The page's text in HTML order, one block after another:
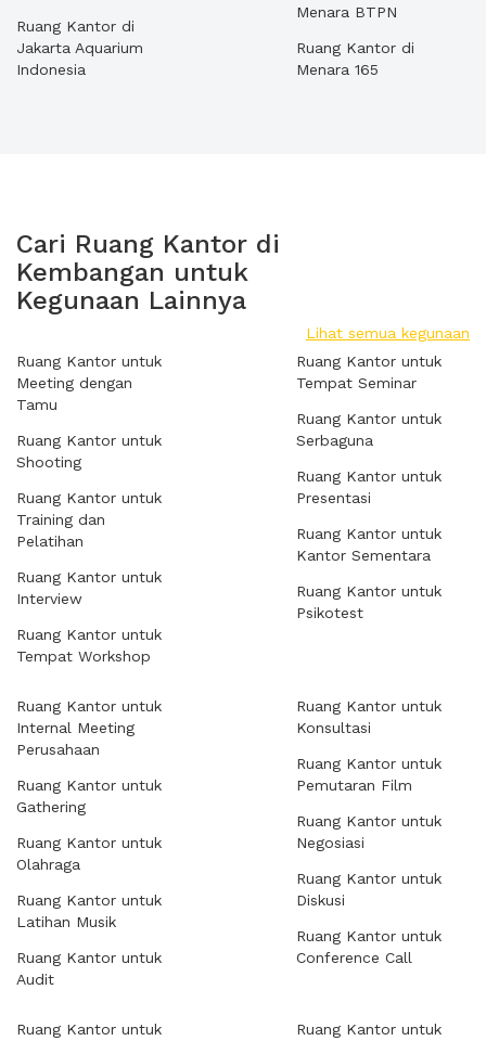
Ruang Kantor di
Jakarta Aquarium
Indonesia
Menara BTPN
Ruang Kantor di
Menara 165
Cari Ruang Kantor di
Kembangan untuk
Kegunaan Lainnya
Lihat semua kegunaan
Ruang Kantor untuk
Meeting dengan
Tamu
Ruang Kantor untuk
Shooting
Ruang Kantor untuk
Training dan
Pelatihan
Ruang Kantor untuk
Interview
Ruang Kantor untuk
Tempat Workshop
Ruang Kantor untuk
Tempat Seminar
Ruang Kantor untuk
Serbaguna
Ruang Kantor untuk
Presentasi
Ruang Kantor untuk
Kantor Sementara
Ruang Kantor untuk
Psikotest
Ruang Kantor untuk
Internal Meeting
Perusahaan
Ruang Kantor untuk
Gathering
Ruang Kantor untuk
Olahraga
Ruang Kantor untuk
Latihan Musik
Ruang Kantor untuk
Audit
Ruang Kantor untuk
Konsultasi
Ruang Kantor untuk
Pemutaran Film
Ruang Kantor untuk
Negosiasi
Ruang Kantor untuk
Diskusi
Ruang Kantor untuk
Conference Call
Ruang Kantor untuk
Ruang Kantor untuk